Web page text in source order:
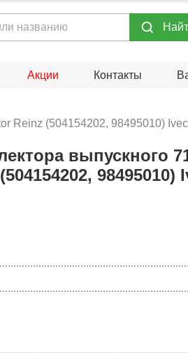
Акции Контакты
Reinz (504154202, 98495010)
выпускного
98495010)